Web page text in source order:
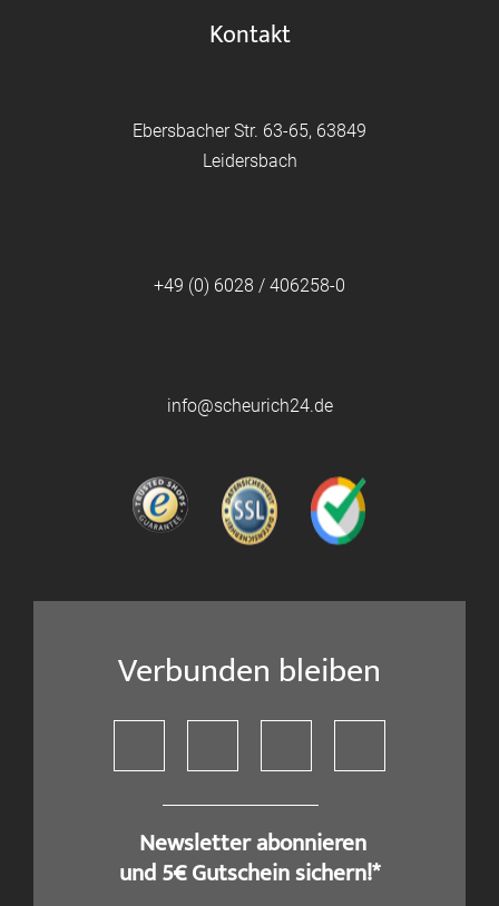
Kontakt
Ebersbacher Str. 63-65, 63849
Leidersbach
+49 (0) 6028 / 406258-0
info@scheurich24.de
Verbunden bleiben
​ Newsletter abonnieren
und 5€ Gutschein sichern!*